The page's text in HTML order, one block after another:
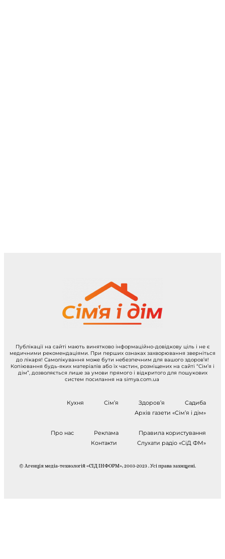
Публікації на сайті мають винятково інформаційно-довідкову ціль і не є
медичними рекомендаціями. При перших ознаках захворювання зверніться
до лікаря! Самолікування може бути небезпечним для вашого здоров’я!
Копіювання будь-яких матеріалів або їх частин, розміщених на сайті “Сім’я і
дім”, дозволяється лише за умови прямого і відкритого для пошукових
систем посилання на simya.com.ua
Кухня Сім’я Здоров’я
Садиба
Архів газети «Сім’я і дім»
Про нас Реклама
Правила користування
Контакти
Слухати радіо «СіД ФМ»
© Агенція медіа-технологій «СІД ІНФОРМ», 2003-2023 . Усі права захищені.